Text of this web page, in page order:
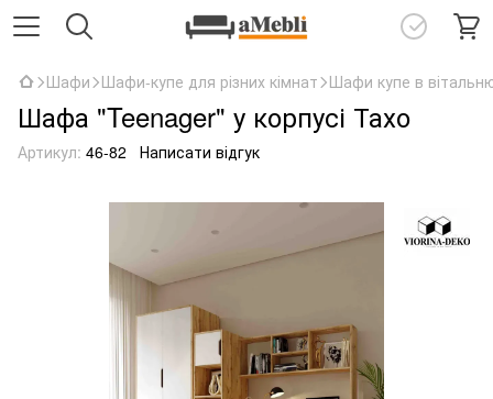
Шафи Шафи-купе для різних кімнат Шафи купе в
Шафа "Teenager" у корпусі Тахо
Артикул: 46-82 Написати відгук